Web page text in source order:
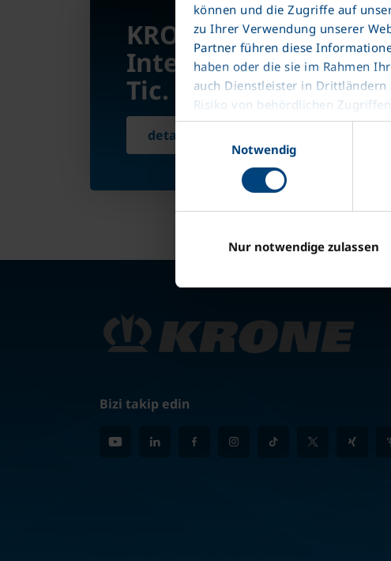
können und die Zugriffe auf
zu Ihrer Verwendung unserer
Partner führen diese
haben oder die sie im Rahmen
auch Dienstleister in
Risiko von behördlichen
Datenschutzerklärung
Impressum
Einwilligungsauswahl
Notwendig
Nur notwendige zulassen
KRONE Trailer
International
Tic. Ltd. Şti.
detaylı bilgi
Bizi takip edin